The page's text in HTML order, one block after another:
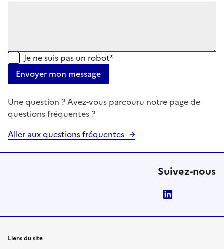
Je ne suis pas un robot*
Envoyer mon message
Une question ? Avez-vous parcouru notre page de
questions fréquentes ?
Aller aux questions fréquentes
Suivez-nous
Liens du site